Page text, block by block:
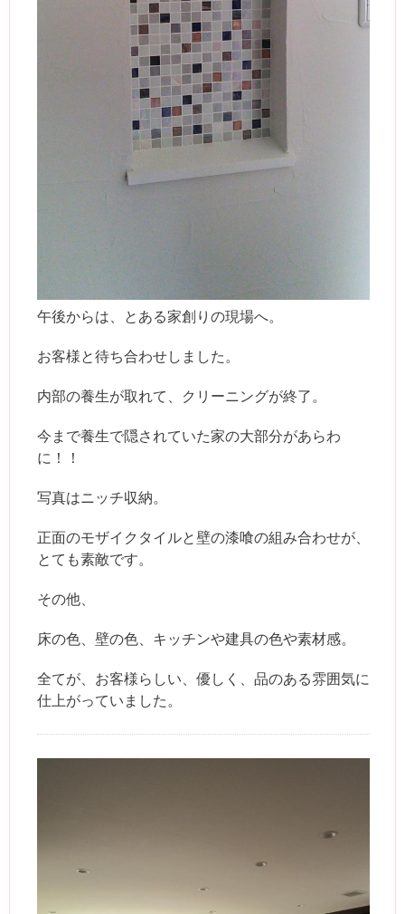
午後からは、とある家創りの現場へ。
お客様と待ち合わせしました。
内部の養生が取れて、クリーニングが終了。
今まで養生で隠されていた家の大部分があらわ
に！！
写真はニッチ収納。
正面のモザイクタイルと壁の漆喰の組み合わせが、
とても素敵です。
その他、
床の色、壁の色、キッチンや建具の色や素材感。
全てが、お客様らしい、優しく、品のある雰囲気に
仕上がっていました。